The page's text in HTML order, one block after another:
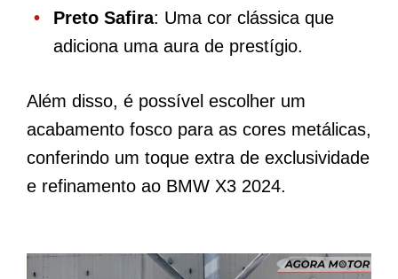
Preto Safira: Uma cor clássica que
adiciona uma aura de prestígio.
Além disso, é possível escolher um
acabamento fosco para as cores metálicas,
conferindo um toque extra de exclusividade
e refinamento ao BMW X3 2024.